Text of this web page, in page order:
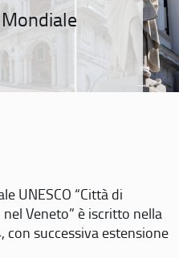
UNESCO “Città di
Veneto” è iscritto nella
con successiva estensione